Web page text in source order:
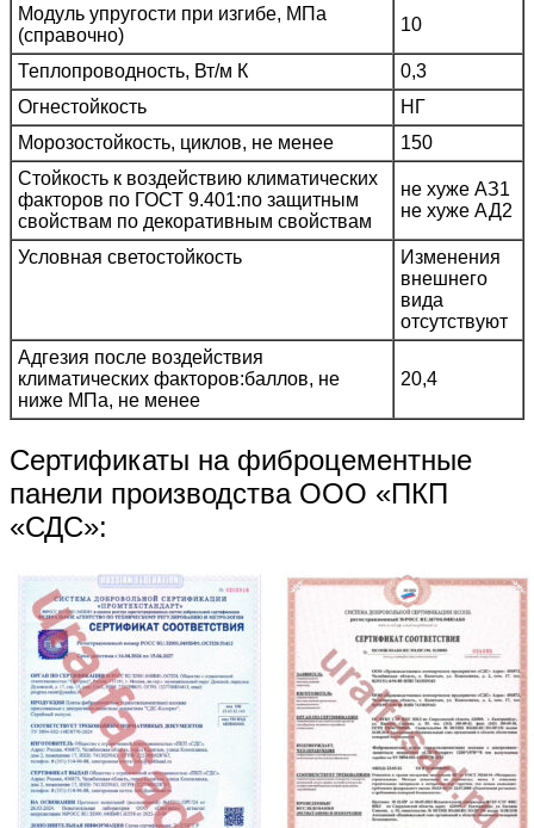
Модуль упругости при изгибе, МПа
(справочно)
10
Теплопроводность, Вт/м К
0,3
Огнестойкость
НГ
Морозостойкость, циклов, не менее
150
Стойкость к воздействию климатических
факторов по ГОСТ 9.401:по защитным
свойствам по декоративным свойствам
не хуже АЗ1
не хуже АД2
Условная светостойкость
Изменения
внешнего
вида
отсутствуют
Адгезия после воздействия
климатических факторов:баллов, не
ниже МПа, не менее
20,4
Сертификаты на фиброцементные
панели производства ООО «ПКП
«СДС»: